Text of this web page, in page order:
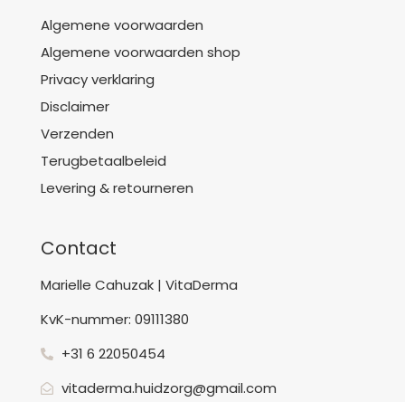
Algemene voorwaarden
Algemene voorwaarden shop
Privacy verklaring
Disclaimer
Verzenden
Terugbetaalbeleid
Levering & retourneren
Contact
Marielle Cahuzak | VitaDerma
KvK-nummer: 09111380
+31 6 22050454
vitaderma.huidzorg@gmail.com